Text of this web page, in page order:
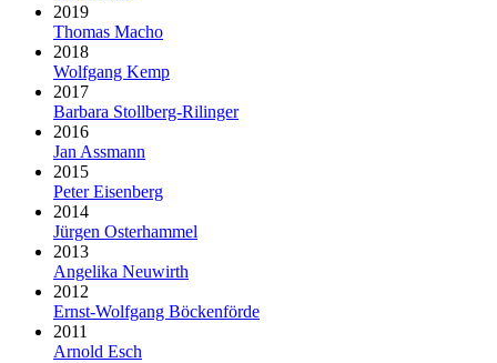
2019
Thomas Macho
2018
Wolfgang Kemp
2017
Barbara Stollberg-Rilinger
2016
Jan Assmann
2015
Peter Eisenberg
2014
Jürgen Osterhammel
2013
Angelika Neuwirth
2012
Ernst-Wolfgang Böckenförde
2011
Arnold Esch